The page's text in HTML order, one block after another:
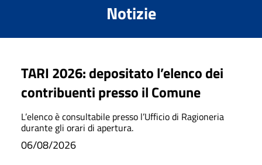
Notizie
TARI 2026: depositato l’elenco dei
contribuenti presso il Comune
L’elenco è consultabile presso l’Ufficio di Ragioneria
durante gli orari di apertura.
06/08/2026